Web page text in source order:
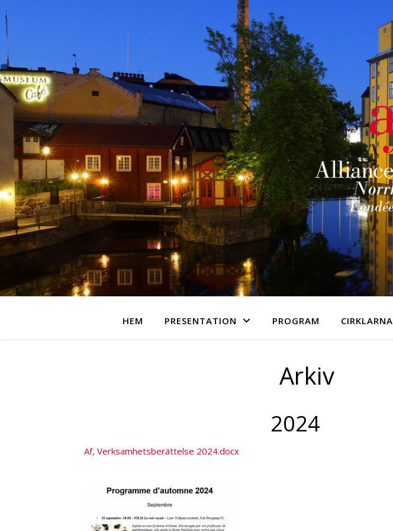
HEM PRESENTATION PROGRAM CIRKLARNA
Arkiv
2024
Af, Verksamhetsberättelse 2024.docx